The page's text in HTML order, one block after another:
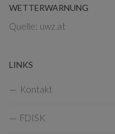
WETTERWARNUNG
Quelle: uwz.at
LINKS
Kontakt
FDISK